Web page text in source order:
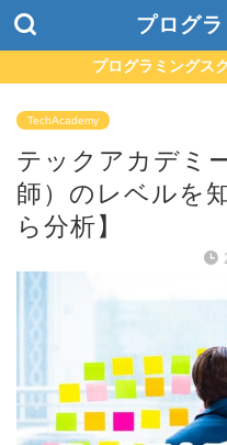
プログ
プログラミングス
TechAcademy
テックアカデミ
師）のレベルを
ら分析】